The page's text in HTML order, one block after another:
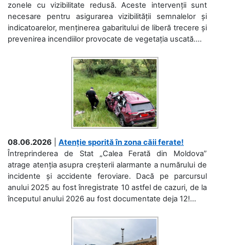
zonele cu vizibilitate redusă. Aceste intervenții sunt
necesare pentru asigurarea vizibilității semnalelor și
indicatoarelor, menținerea gabaritului de liberă trecere și
prevenirea incendiilor provocate de vegetația uscată....
08.06.2026
Atenție sporită în zona căii ferate!
Întreprinderea de Stat „Calea Ferată din Moldova”
atrage atenția asupra creșterii alarmante a numărului de
incidente și accidente feroviare. Dacă pe parcursul
anului 2025 au fost înregistrate 10 astfel de cazuri, de la
începutul anului 2026 au fost documentate deja 12!...